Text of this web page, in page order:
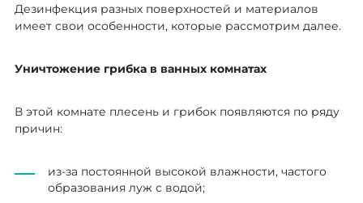
Дезинфекция разных поверхностей и материалов
имеет свои особенности, которые рассмотрим далее.
Уничтожение грибка в ванных комнатах
В этой комнате плесень и грибок появляются по ряду
причин:
из-за постоянной высокой влажности, частого
образования луж с водой;